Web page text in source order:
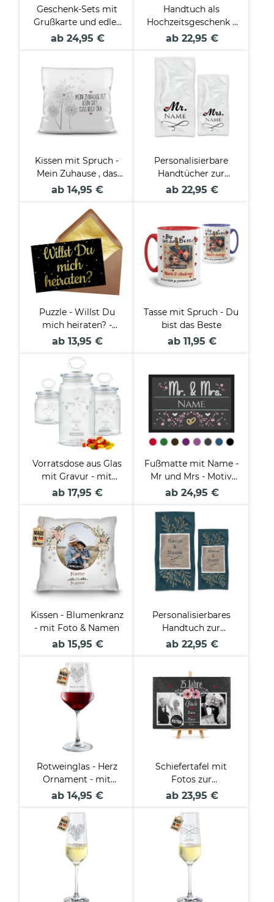
Geschenk-Sets mit
Grußkarte und edler
Tasse in Geschenk-
ab 24,95 €
Handtuch als
Hochzeitsgeschenk -
Just married - mit
2 Größen
ab 22,95 €
Kissen mit Spruch -
Mein Zuhause , das
bist du!
ab 14,95 €
Personalisierbare
Handtücher zur
Hochzeit - Mr.& Mrs. -
ab 22,95 €
Puzzle - Willst Du
mich heiraten? -
Schwarzes Design -
Umschlag
ab 13,95 €
Tasse mit Spruch - Du
bist das Beste
ab 11,95 €
Vorratsdose aus Glas
mit Gravur - mit
Namen und Datum
Verschiedene Größen
ab 17,95 €
Fußmatte mit Name -
Mr und Mrs - Motiv
Ringe
ab 24,95 €
Kissen - Blumenkranz
- mit Foto & Namen
ab 15,95 €
Personalisierbares
Handtuch zur
Hochzeit - Blätter -
ab 22,95 €
Rotweinglas - Herz
Ornament - mit
Namen und Datum
ab 14,95 €
Schiefertafel mit
Fotos zur
Silberhochzeit - 25
ab 23,95 €